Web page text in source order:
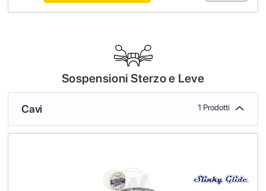
Sospensioni Sterzo e Leve
Cavi 1 Prodotti